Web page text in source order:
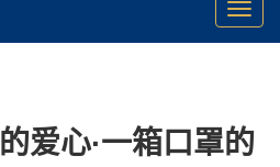
Toggle
爱心·一箱口罩的